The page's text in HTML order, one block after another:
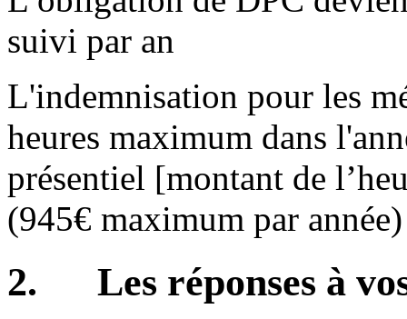
suivi par an
L'indemnisation pour les
heures maximum dans
présentiel [montant de
(945€ maximum par
2. Les réponses à